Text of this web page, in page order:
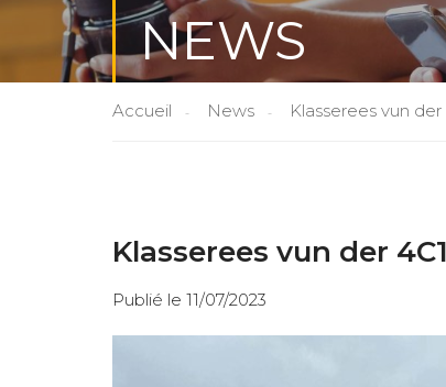
NEWS
Accueil News Klasserees vun
Klasserees vun der
Publié le 11/07/2023